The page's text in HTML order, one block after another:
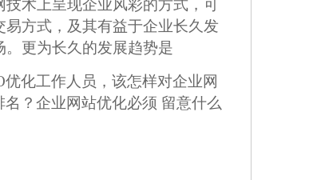
术上呈现企业风彩的方式，可
方式，及其有益于企业长久发
更为长久的发展趋势是
化工作人员，该怎样对企业网
？企业网站优化必须 留意什么